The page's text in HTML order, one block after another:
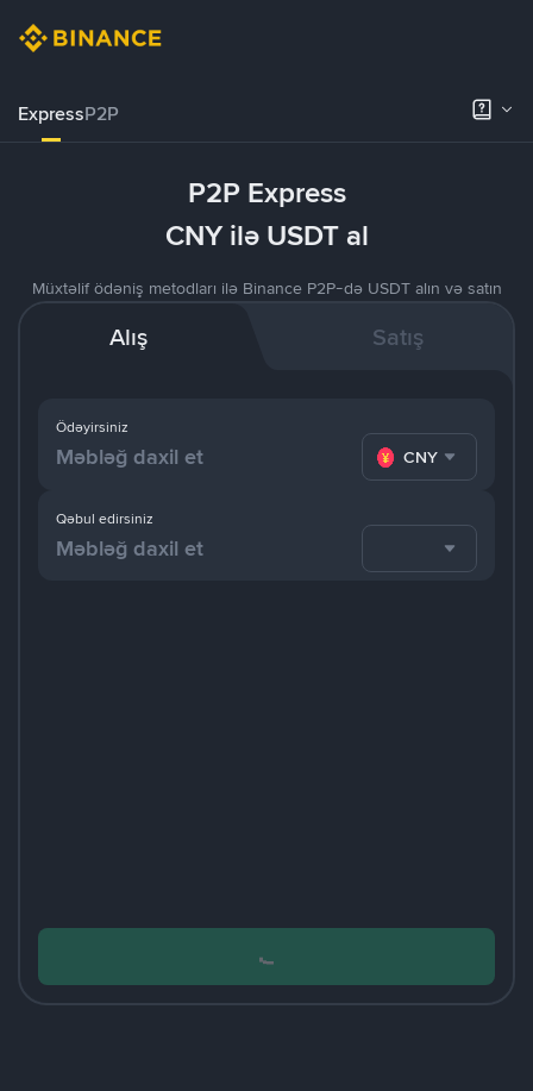
ExpressP2P
P2P Express
CNY ilə USDT al
Müxtəlif ödəniş metodları ilə Binance P2P-də USDT alın və satın
Alış Satış
Ödəyirsiniz
CNY
Qəbul edirsiniz